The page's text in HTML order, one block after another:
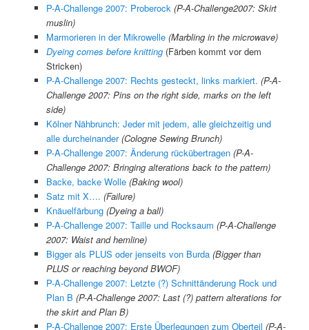
P-A-Challenge 2007: Proberock (P-A-Challenge2007: Skirt
muslin)
Marmorieren in der Mikrowelle (Marbling in the microwave)
Dyeing comes before knitting(Färben kommt vor dem
Stricken)
P-A-Challenge 2007: Rechts gesteckt, links markiert. (P-A-
Challenge 2007: Pins on the right side, marks on the left
side)
Kölner Nähbrunch: Jeder mit jedem, alle gleichzeitig und
alle durcheinander (Cologne Sewing Brunch)
P-A-Challenge 2007: Änderung rückübertragen (P-A-
Challenge 2007: Bringing alterations back to the pattern)
Backe, backe Wolle (Baking wool)
Satz mit X…. (Failure)
Knäuelfärbung (Dyeing a ball)
P-A-Challenge 2007: Taille und Rocksaum (P-A-Challenge
2007: Waist and hemline)
Bigger als PLUS oder jenseits von Burda (Bigger than
PLUS or reaching beyond BWOF)
P-A-Challenge 2007: Letzte (?) Schnittänderung Rock und
Plan B (P-A-Challenge 2007: Last (?) pattern alterations for
the skirt and Plan B)
P-A-Challenge 2007: Erste Überlegungen zum Oberteil (P-A-